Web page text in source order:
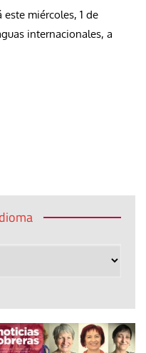
miércoles, 1 de
internacionales, a